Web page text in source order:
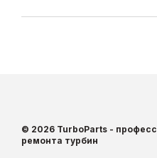
© 2026 TurboParts -
ремонта турбин